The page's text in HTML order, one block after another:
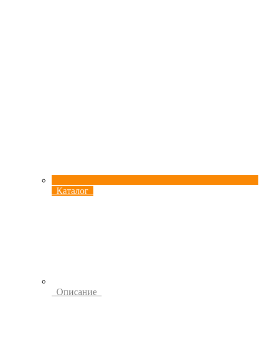
Каталог
Описание